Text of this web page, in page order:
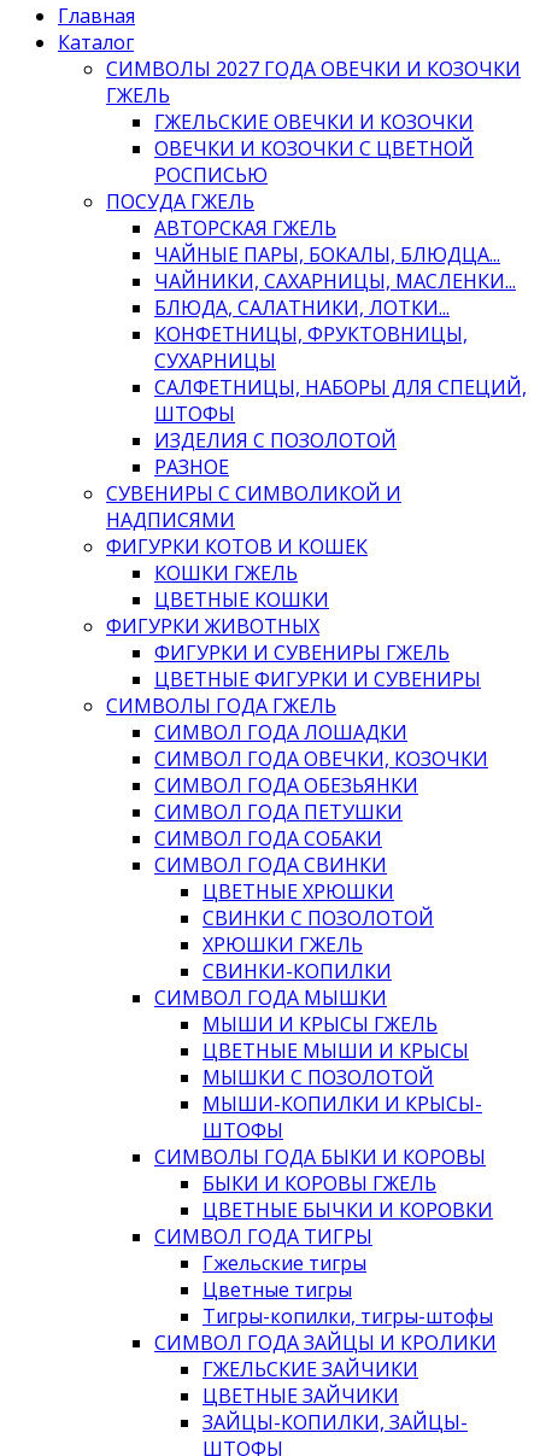
Главная
Каталог
СИМВОЛЫ 2027 ГОДА ОВЕЧКИ И КОЗОЧКИ
ГЖЕЛЬ
ГЖЕЛЬСКИЕ ОВЕЧКИ И КОЗОЧКИ
ОВЕЧКИ И КОЗОЧКИ С ЦВЕТНОЙ
РОСПИСЬЮ
ПОСУДА ГЖЕЛЬ
АВТОРСКАЯ ГЖЕЛЬ
ЧАЙНЫЕ ПАРЫ, БОКАЛЫ, БЛЮДЦА...
ЧАЙНИКИ, САХАРНИЦЫ, МАСЛЕНКИ...
БЛЮДА, САЛАТНИКИ, ЛОТКИ...
КОНФЕТНИЦЫ, ФРУКТОВНИЦЫ,
СУХАРНИЦЫ
САЛФЕТНИЦЫ, НАБОРЫ ДЛЯ СПЕЦИЙ,
ШТОФЫ
ИЗДЕЛИЯ С ПОЗОЛОТОЙ
РАЗНОЕ
СУВЕНИРЫ С СИМВОЛИКОЙ И
НАДПИСЯМИ
ФИГУРКИ КОТОВ И КОШЕК
КОШКИ ГЖЕЛЬ
ЦВЕТНЫЕ КОШКИ
ФИГУРКИ ЖИВОТНЫХ
ФИГУРКИ И СУВЕНИРЫ ГЖЕЛЬ
ЦВЕТНЫЕ ФИГУРКИ И СУВЕНИРЫ
СИМВОЛЫ ГОДА ГЖЕЛЬ
СИМВОЛ ГОДА ЛОШАДКИ
СИМВОЛ ГОДА ОВЕЧКИ, КОЗОЧКИ
СИМВОЛ ГОДА ОБЕЗЬЯНКИ
СИМВОЛ ГОДА ПЕТУШКИ
СИМВОЛ ГОДА СОБАКИ
СИМВОЛ ГОДА СВИНКИ
ЦВЕТНЫЕ ХРЮШКИ
СВИНКИ С ПОЗОЛОТОЙ
ХРЮШКИ ГЖЕЛЬ
СВИНКИ-КОПИЛКИ
СИМВОЛ ГОДА МЫШКИ
МЫШИ И КРЫСЫ ГЖЕЛЬ
ЦВЕТНЫЕ МЫШИ И КРЫСЫ
МЫШКИ С ПОЗОЛОТОЙ
МЫШИ-КОПИЛКИ И КРЫСЫ-
ШТОФЫ
СИМВОЛЫ ГОДА БЫКИ И КОРОВЫ
БЫКИ И КОРОВЫ ГЖЕЛЬ
ЦВЕТНЫЕ БЫЧКИ И КОРОВКИ
СИМВОЛ ГОДА ТИГРЫ
Гжельские тигры
Цветные тигры
Тигры-копилки, тигры-штофы
СИМВОЛ ГОДА ЗАЙЦЫ И КРОЛИКИ
ГЖЕЛЬСКИЕ ЗАЙЧИКИ
ЦВЕТНЫЕ ЗАЙЧИКИ
ЗАЙЦЫ-КОПИЛКИ, ЗАЙЦЫ-
ШТОФЫ